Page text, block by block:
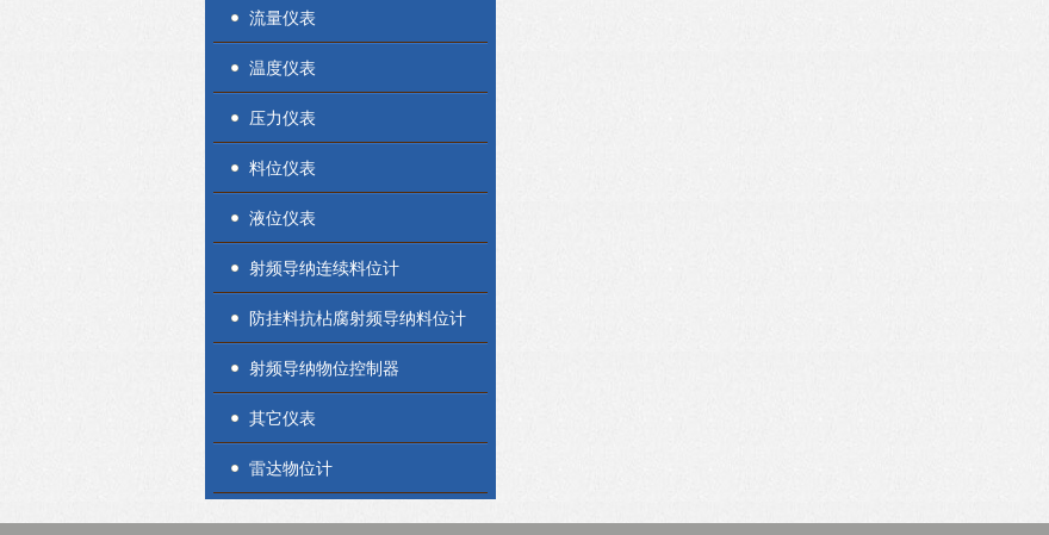
流量仪表
温度仪表
压力仪表
料位仪表
液位仪表
射频导纳连续料位计
防挂料抗枮腐射频导纳料位计
射频导纳物位控制器
其它仪表
雷达物位计